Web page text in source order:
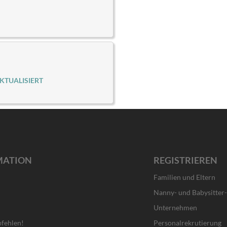
REGISTRIEREN
Familien und Eltern
Nanny- und
Unternehmen
Personalrekrutierung